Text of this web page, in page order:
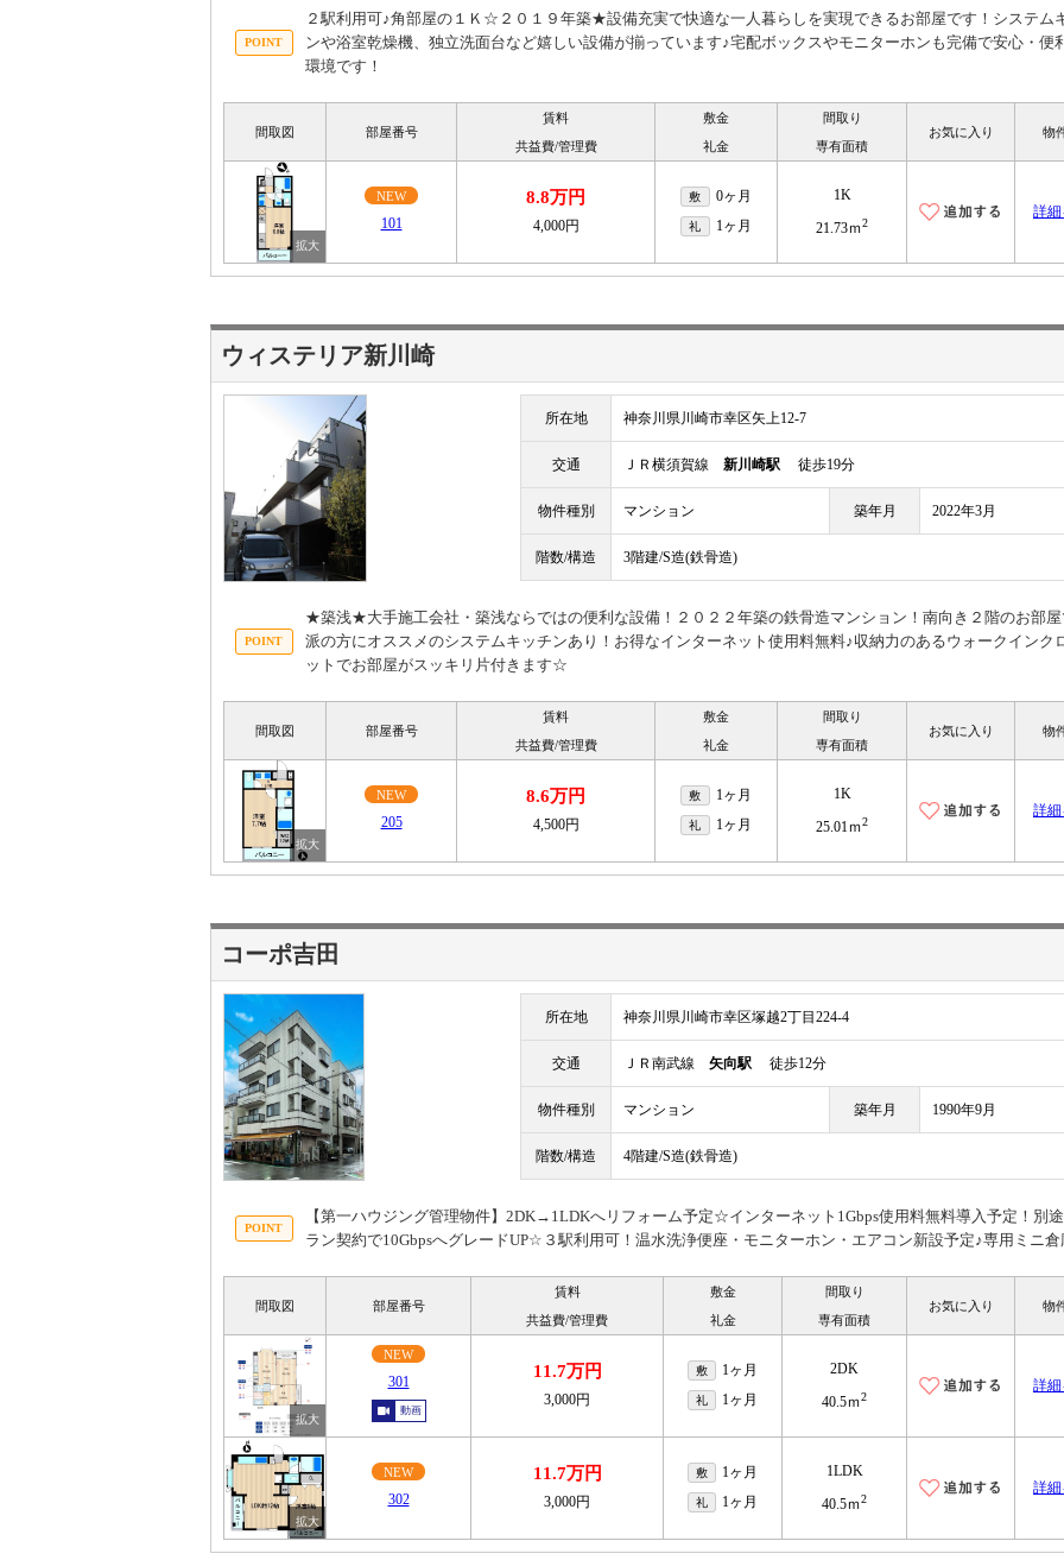
２駅利用可♪角部屋の１Ｋ☆２０１９年築★設備充実で快適な一人暮らしを実現できるお部屋です！システム
ンや浴室乾燥機、独立洗面台など嬉しい設備が揃っています♪宅配ボックスやモニターホンも完備で安心・便
環境です！
間取図 部屋番号
賃料
共益費/管理費
敷金
礼金
間取り
専有面積
お気に入り 物
NEW
101
8.8万円
4,000円
敷 0ヶ月
礼 1ヶ月
1K
21.73ｍ2
詳細
ウィステリア新川崎
所在地 神奈川県川崎市幸区矢上12-7
交通 ＪＲ横須賀線 新川崎駅 徒歩19分
物件種別 マンション 築年月 2022年3月
階数/構造 3階建/S造(鉄骨造)
★築浅★大手施工会社・築浅ならではの便利な設備！２０２２年築の鉄骨造マンション！南向き２階のお部屋
派の方にオススメのシステムキッチンあり！お得なインターネット使用料無料♪収納力のあるウォークインク
ットでお部屋がスッキリ片付きます☆
間取図 部屋番号
賃料
共益費/管理費
敷金
礼金
間取り
専有面積
お気に入り 物
NEW
205
8.6万円
4,500円
敷 1ヶ月
礼 1ヶ月
1K
25.01ｍ2
詳細
コーポ吉田
所在地 神奈川県川崎市幸区塚越2丁目224-4
交通 ＪＲ南武線 矢向駅 徒歩12分
物件種別 マンション 築年月 1990年9月
階数/構造 4階建/S造(鉄骨造)
【第一ハウジング管理物件】2DK→1LDKへリフォーム予定☆インターネット1Gbps使用料無料導入予定！別
ラン契約で10GbpsへグレードUP☆３駅利用可！温水洗浄便座・モニターホン・エアコン新設予定♪専用ミニ
間取図 部屋番号
賃料
共益費/管理費
敷金
礼金
間取り
専有面積
お気に入り 物
NEW
301
動画
11.7万円
3,000円
敷 1ヶ月
礼 1ヶ月
2DK
40.5ｍ2
詳細
NEW
302
11.7万円
3,000円
敷 1ヶ月
礼 1ヶ月
1LDK
40.5ｍ2
詳細